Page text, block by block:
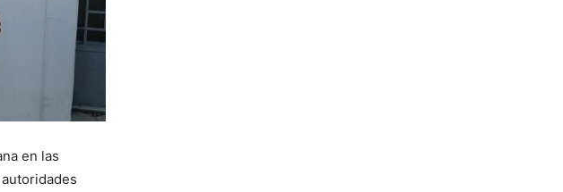
en las